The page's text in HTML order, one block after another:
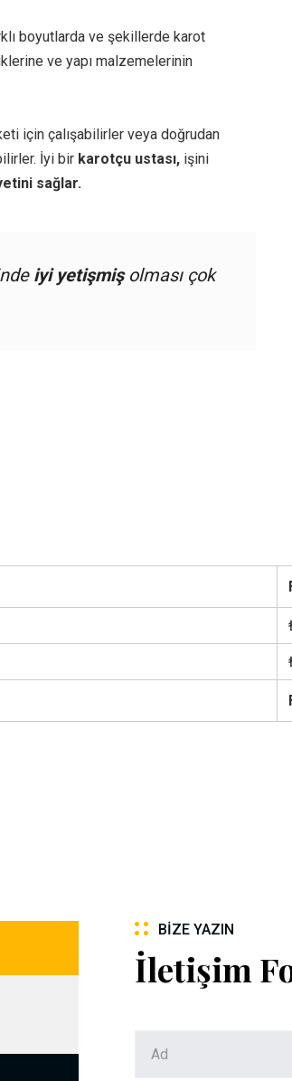
boyutlarda ve şekillerde karot
ve yapı malzemelerinin
için çalışabilirler veya doğrudan
İyi bir karotçu ustası, işini
sağlar.
iyi yetişmişolması çok
BIZE YAZIN
İletişim